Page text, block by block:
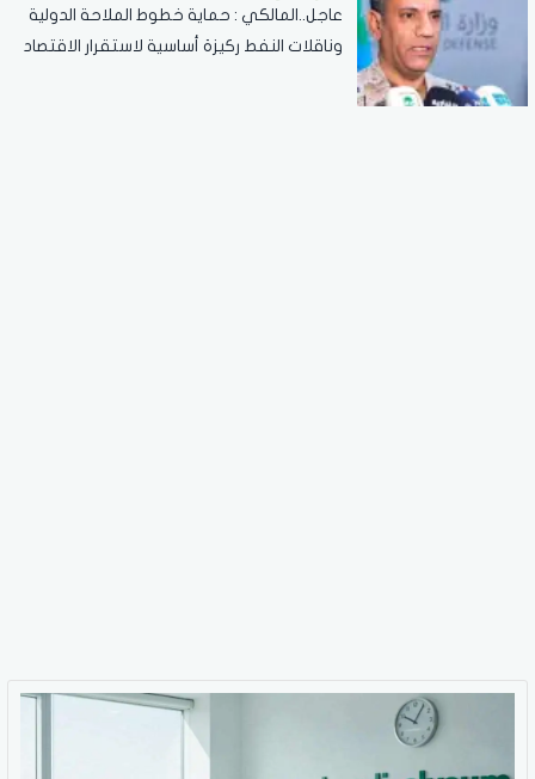
عاجل..المالكي : حماية خطوط الملاحة الدولية
وناقلات النفط ركيزة أساسية لاستقرار الاقتصاد